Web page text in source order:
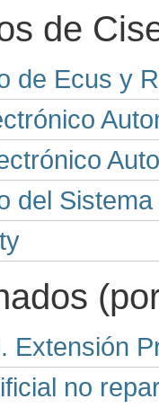
de
de Ecus y
del
Extensión
no